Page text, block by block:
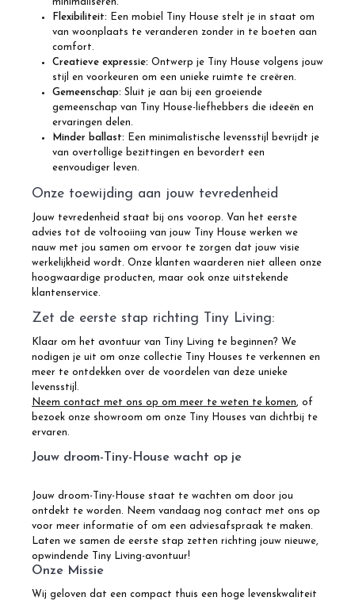
Flexibiliteit: Een mobiel Tiny House stelt je in staat om
van woonplaats te veranderen zonder in te boeten aan
comfort.
Creatieve expressie: Ontwerp je Tiny House volgens jouw
stijl en voorkeuren om een unieke ruimte te creëren.
Gemeenschap: Sluit je aan bij een groeiende
gemeenschap van Tiny House-liefhebbers die ideeën en
ervaringen delen.
Minder ballast: Een minimalistische levensstijl bevrijdt je
van overtollige bezittingen en bevordert een
eenvoudiger leven.
Onze toewijding aan jouw tevredenheid
Jouw tevredenheid staat bij ons voorop. Van het eerste
advies tot de voltooiing van jouw Tiny House werken we
nauw met jou samen om ervoor te zorgen dat jouw visie
werkelijkheid wordt. Onze klanten waarderen niet alleen onze
hoogwaardige producten, maar ook onze uitstekende
klantenservice.
Zet de eerste stap richting Tiny Living:
Klaar om het avontuur van Tiny Living te beginnen? We
nodigen je uit om onze collectie Tiny Houses te verkennen en
meer te ontdekken over de voordelen van deze unieke
levensstijl.
Neem contact met ons op om meer te weten te komen, of
bezoek onze showroom om onze Tiny Houses van dichtbij te
ervaren.
Jouw droom-Tiny-House wacht op je
Jouw droom-Tiny-House staat te wachten om door jou
ontdekt te worden. Neem vandaag nog contact met ons op
voor meer informatie of om een adviesafspraak te maken.
Laten we samen de eerste stap zetten richting jouw nieuwe,
opwindende Tiny Living-avontuur!
Onze Missie
Wij geloven dat een compact thuis een hoge levenskwaliteit